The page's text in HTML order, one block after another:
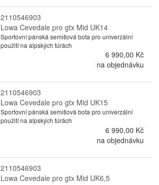
2110546903
Lowa Cevedale pro gtx Mid UK14
Sportovní pánská semišová bota pro univerzální
použití na alpských túrách
6 990,00 Kč
na objednávku
2110546903
Lowa Cevedale pro gtx Mid UK15
Sportovní pánská semišová bota pro univerzální
použití na alpských túrách
6 990,00 Kč
na objednávku
2110546903
Lowa Cevedale pro gtx Mid UK6,5